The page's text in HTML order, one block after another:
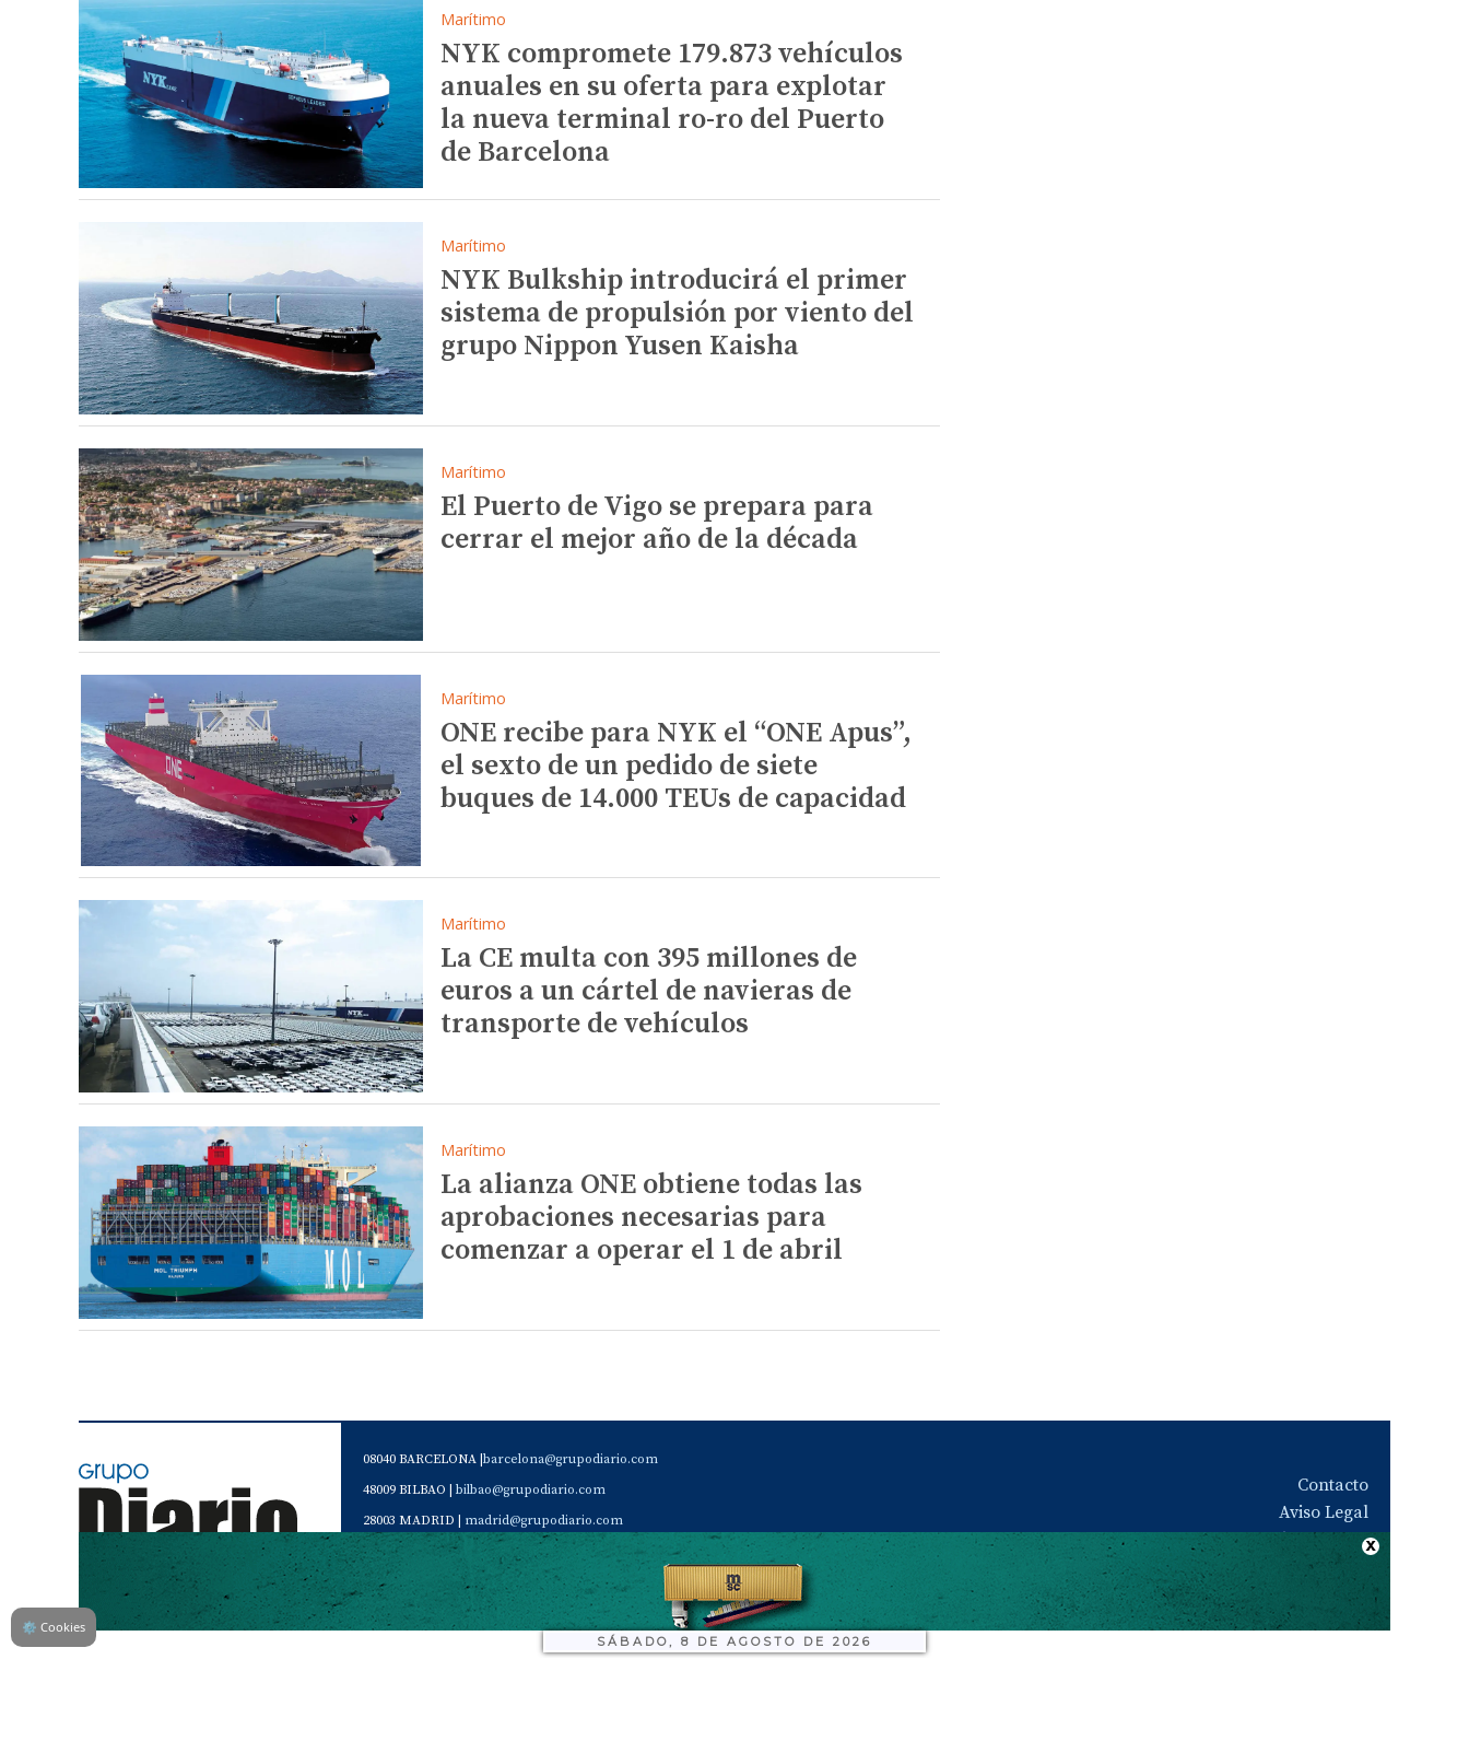
SÁBADO, 8 DE AGOSTO DE 2026
Marítimo
NYK compromete 179.873 vehículos
anuales en su oferta para explotar
la nueva terminal ro-ro del Puerto
de Barcelona
Marítimo
NYK Bulkship introducirá el primer
sistema de propulsión por viento del
grupo Nippon Yusen Kaisha
Marítimo
El Puerto de Vigo se prepara para
cerrar el mejor año de la década
Marítimo
ONE recibe para NYK el “ONE Apus”,
el sexto de un pedido de siete
buques de 14.000 TEUs de capacidad
Marítimo
La CE multa con 395 millones de
euros a un cártel de navieras de
transporte de vehículos
Marítimo
La alianza ONE obtiene todas las
aprobaciones necesarias para
comenzar a operar el 1 de abril
08040 BARCELONA | barcelona@grupodiario.com
48009 BILBAO | bilbao@grupodiario.com
28003 MADRID | madrid@grupodiario.com
46120 Alboraya. VALENCIA |
valencia@grupodiario.com
Servicio de Atención al Socio Suscriptor | sas@grupodiario.com
Teléfono de contacto de Diario del Puerto: 96 330 18 32
Contacto
Aviso Legal
Quiénes somos
Política de privacidad
⚙ Cookies